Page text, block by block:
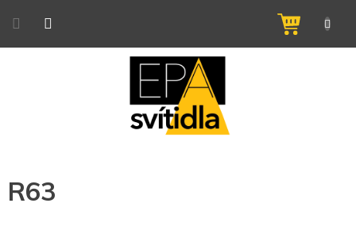
NÁKUPNÍ
KOŠÍK
R63